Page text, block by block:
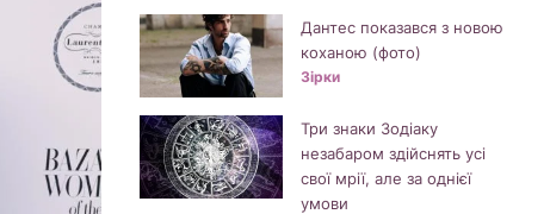
Дантес показався з новою
коханою (фото)
Зірки
Три знаки Зодіаку
незабаром здійснять усі
свої мрії, але за однієї
умови